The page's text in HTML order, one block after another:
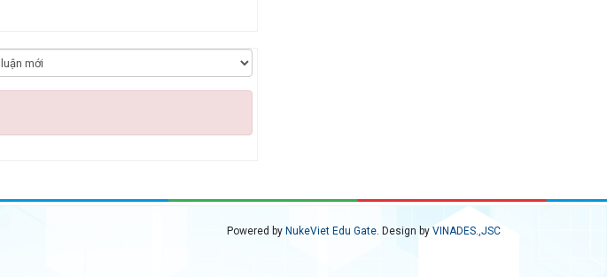
Powered by NukeViet Edu Gate. Design by VINADES.,JSC